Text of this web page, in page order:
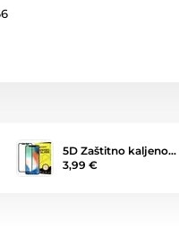
5D Zaštitno kaljeno…
3,99 €